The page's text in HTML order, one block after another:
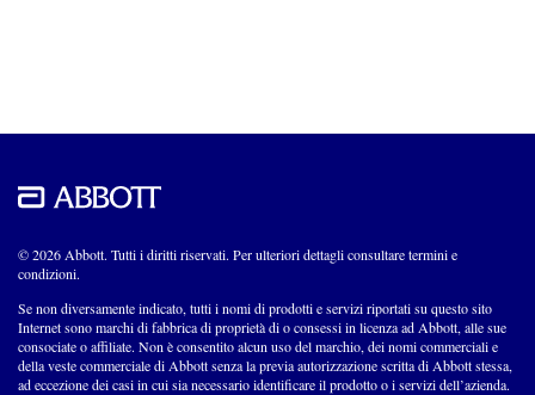
© 2026 Abbott. Tutti i diritti riservati. Per ulteriori dettagli consultare termini e
condizioni.
Se non diversamente indicato, tutti i nomi di prodotti e servizi riportati su questo sito
Internet sono marchi di fabbrica di proprietà di o consessi in licenza ad Abbott, alle sue
consociate o affiliate. Non è consentito alcun uso del marchio, dei nomi commerciali e
della veste commerciale di Abbott senza la previa autorizzazione scritta di Abbott stessa,
ad eccezione dei casi in cui sia necessario identificare il prodotto o i servizi dell’azienda.